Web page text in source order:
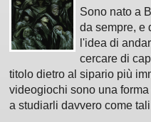
Sono nato a
da sempre, e
l'idea di
cercare di
titolo dietro al sipario più
videogiochi sono una
a studiarli davvero come